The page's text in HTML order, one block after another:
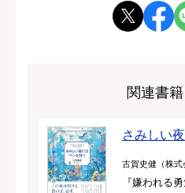
関連書
さみしい
古賀史健（株式
『嫌われる